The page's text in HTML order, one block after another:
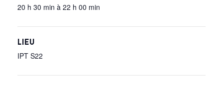
20 h 30 min à 22 h 00 min
LIEU
IPT S22